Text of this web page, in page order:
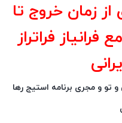
از زمان خروج تا
فرانیاز فراتراز
تو و مجری برنامه استیج رها